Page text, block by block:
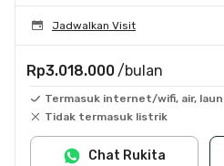
Jadwalkan Visit
Rp3.018.000 /bulan
Termasuk internet/wifi, air,
Tidak termasuk listrik
Chat Rukita